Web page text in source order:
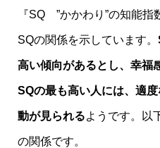
『SQ ”かかわり”の知能指
SQの関係を示しています。
高い傾向があるとし、幸福
SQの最も高い人には、適
動が見られるようです。以
の関係です。